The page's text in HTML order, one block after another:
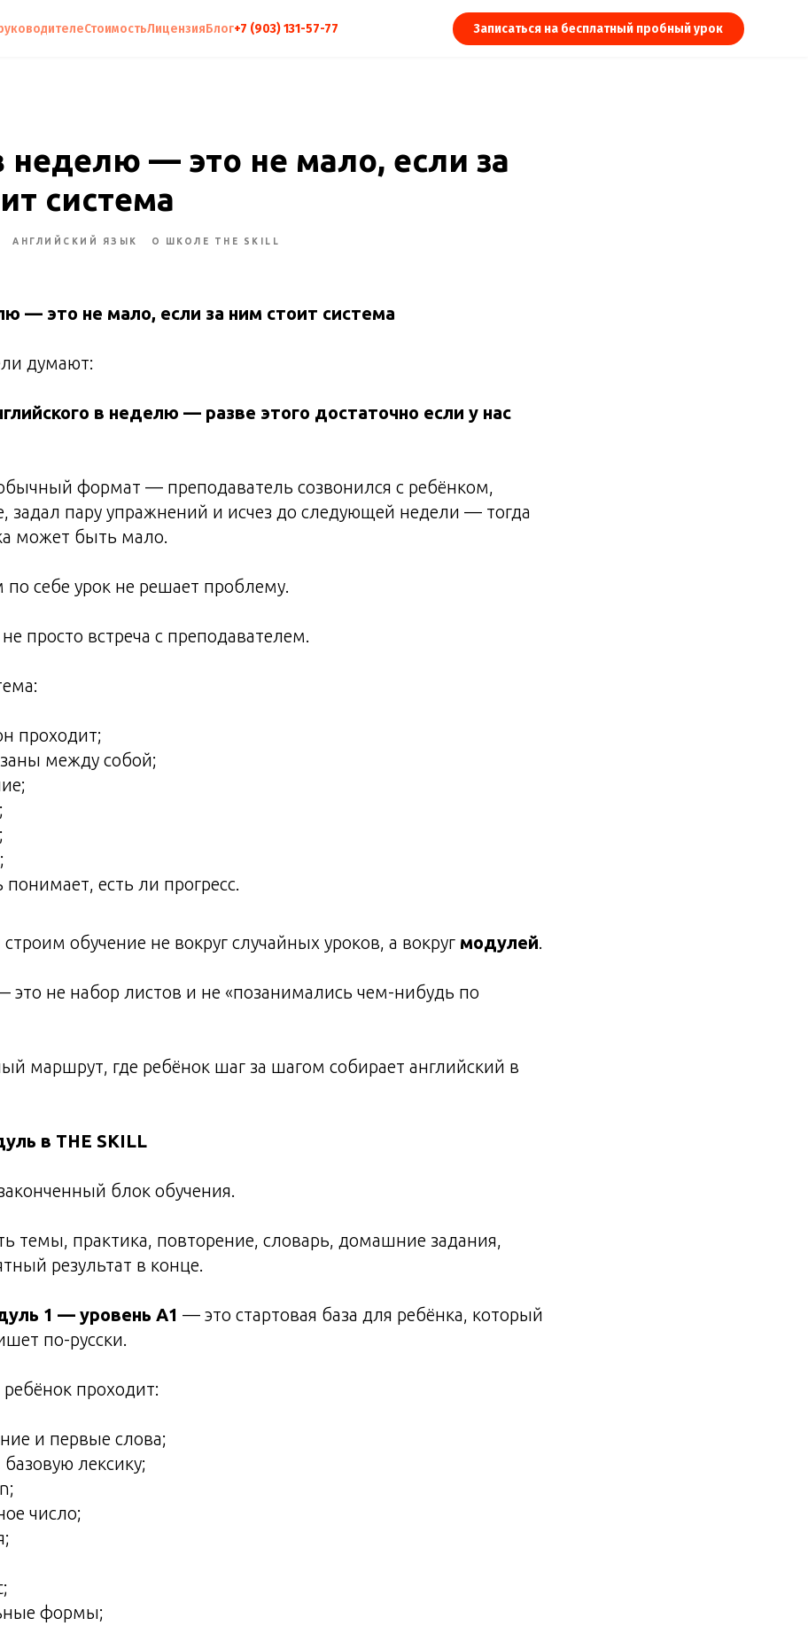
СтоимостьЛицензияБлог+7 (903) 131-57-77 Записаться на бесплатный пробный урок
неделю — это не мало, если за
система
АНГЛИЙСКИЙ ЯЗЫК О ШКОЛЕ THE SKILL
— это не мало, если за ним стоит система
думают:
в неделю — разве этого достаточно если у нас
формат — преподаватель созвонился с ребёнком,
задал пару упражнений и исчез до следующей недели — тогда
может быть мало.
по себе урок не решает проблему.
просто встреча с преподавателем.
проходит;
между собой;
понимает, есть ли прогресс.
обучение не вокруг случайных уроков, а вокруг модулей.
не набор листов и не «позанимались чем-нибудь по
маршрут, где ребёнок шаг за шагом собирает английский в
в THE SKILL
блок обучения.
темы, практика, повторение, словарь, домашние задания,
результат в конце.
1 — уровень A1 — это стартовая база для ребёнка, который
по-русски.
проходит:
и первые слова;
лексику;
число;
формы;